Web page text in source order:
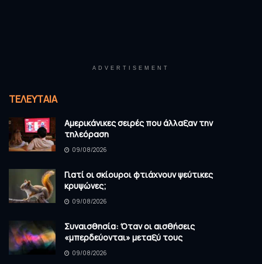
ADVERTISEMENT
ΤΕΛΕΥΤΑΊΑ
Αμερικάνικες σειρές που άλλαξαν την
τηλεόραση
09/08/2026
Γιατί οι σκίουροι φτιάχνουν ψεύτικες
κρυψώνες;
09/08/2026
Συναισθησία: Όταν οι αισθήσεις
«μπερδεύονται» μεταξύ τους
09/08/2026